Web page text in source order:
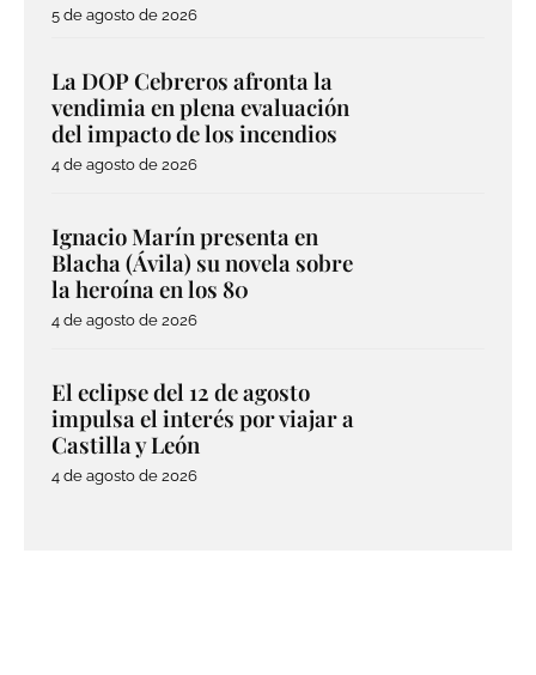
5 de agosto de 2026
La DOP Cebreros afronta la
vendimia en plena evaluación
del impacto de los incendios
4 de agosto de 2026
Ignacio Marín presenta en
Blacha (Ávila) su novela sobre
la heroína en los 80
4 de agosto de 2026
El eclipse del 12 de agosto
impulsa el interés por viajar a
Castilla y León
4 de agosto de 2026